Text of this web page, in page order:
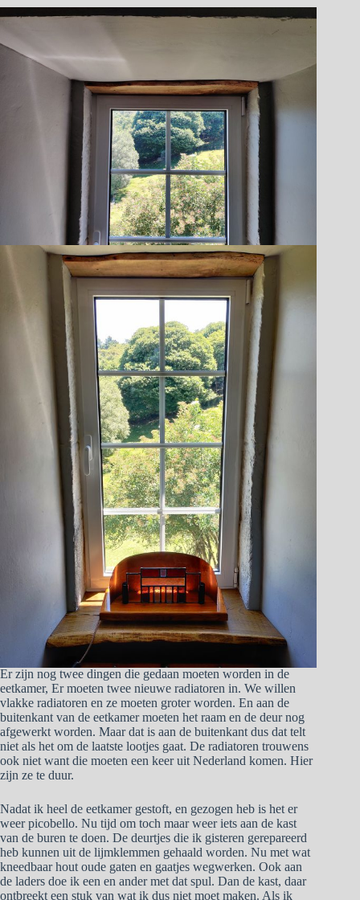
Er zijn nog twee dingen die gedaan moeten worden in de
eetkamer, Er moeten twee nieuwe radiatoren in. We willen
vlakke radiatoren en ze moeten groter worden. En aan de
buitenkant van de eetkamer moeten het raam en de deur nog
afgewerkt worden. Maar dat is aan de buitenkant dus dat telt
niet als het om de laatste lootjes gaat. De radiatoren trouwens
ook niet want die moeten een keer uit Nederland komen. Hier
zijn ze te duur.
Nadat ik heel de eetkamer gestoft, en gezogen heb is het er
weer picobello. Nu tijd om toch maar weer iets aan de kast
van de buren te doen. De deurtjes die ik gisteren gerepareerd
heb kunnen uit de lijmklemmen gehaald worden. Nu met wat
kneedbaar hout oude gaten en gaatjes wegwerken. Ook aan
de laders doe ik een en ander met dat spul. Dan de kast, daar
ontbreekt een stuk van wat ik dus niet moet maken. Als ik